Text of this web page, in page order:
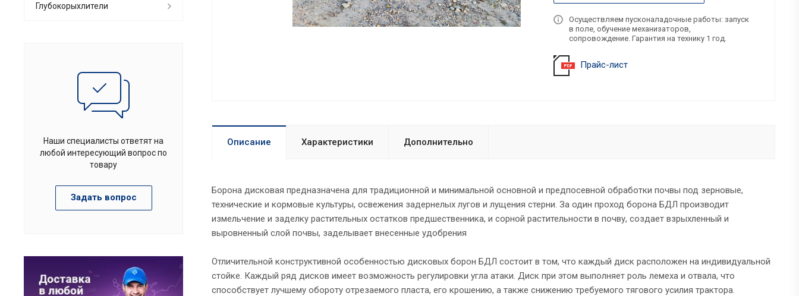
Осуществляем пусконаладочные работы: запуск
в поле, обучение механизаторов,
сопровождение. Гарантия на технику 1 год.
Прайс-лист
Описание Характеристики Дополнительно
Борона дисковая предназначена для традиционной и минимальной основной и предпосевной обработки почвы под зерновые,
технические и кормовые культуры, освежения задернелых лугов и лущения стерни. За один проход борона БДЛ производит
измельчение и заделку растительных остатков предшественника, и сорной растительности в почву, создает взрыхленный и
выровненный слой почвы, заделывает внесенные удобрения
Отличительной конструктивной особенностью дисковых борон БДЛ состоит в том, что каждый диск расположен на индивидуальной
стойке. Каждый ряд дисков имеет возможность регулировки угла атаки. Диск при этом выполняет роль лемеха и отвала, что
способствует лучшему обороту отрезаемого пласта, его крошению, а также снижению требуемого тягового усилия трактора.
Глубокорыхлители
Наши специалисты ответят на
любой интересующий вопрос по
товару
Задать вопрос